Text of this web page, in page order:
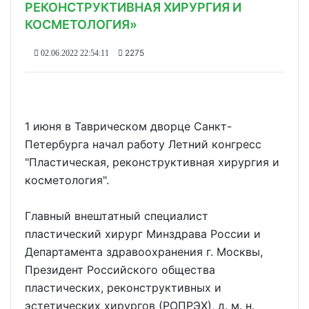
РЕКОНСТРУКТИВНАЯ ХИРУРГИЯ И
КОСМЕТОЛОГИЯ»
02.06.2022 22:54:11 2275
1 июня в Таврическом дворце Санкт-
Петербурга начал работу Летний конгресс
"Пластическая, реконструктивная хирургия и
косметология".
Главный внештатный специалист
пластический хирург Минздрава России и
Департамента здравоохранения г. Москвы,
Президент Российского общества
пластических, реконструктивных и
эстетических хирургов (РОПРЭХ), д. м. н.